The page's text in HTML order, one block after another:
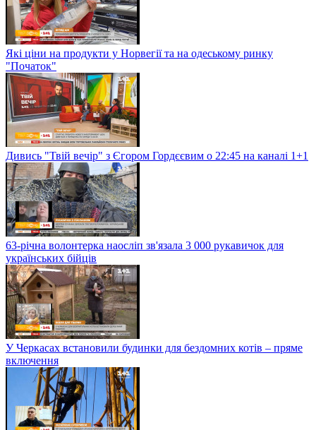
Які ціни на продукти у Норвегії та на одеському ринку
"Початок"
Дивись "Твій вечір" з Єгором Гордєєвим о 22:45 на каналі 1+1
63-річна волонтерка наосліп зв'язала 3 000 рукавичок для
українських бійців
У Черкасах встановили будинки для бездомних котів – пряме
включення